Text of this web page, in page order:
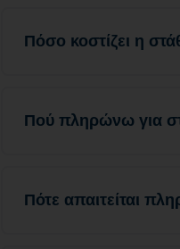
Πόσο κοστίζει η
Πού πληρώνω για
Πότε απαιτείται